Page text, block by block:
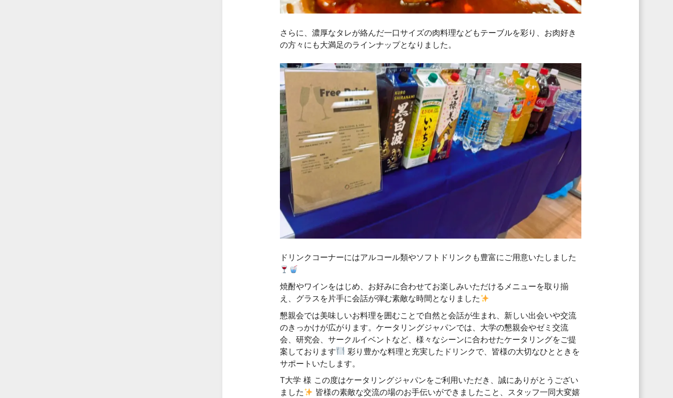
さらに、濃厚なタレが絡んだ一口サイズの肉料理などもテーブルを彩り、お肉好き
の方々にも大満足のラインナップとなりました。
ドリンクコーナーにはアルコール類やソフトドリンクも豊富にご用意いたしました
焼酎やワインをはじめ、お好みに合わせてお楽しみいただけるメニューを取り揃
え、グラスを片手に会話が弾む素敵な時間となりました
懇親会では美味しいお料理を囲むことで自然と会話が生まれ、新しい出会いや交流
のきっかけが広がります。ケータリングジャパンでは、大学の懇親会やゼミ交流
会、研究会、サークルイベントなど、様々なシーンに合わせたケータリングをご提
案しております
彩り豊かな料理と充実したドリンクで、皆様の大切なひとときを
サポートいたします。
T大学 様 この度はケータリングジャパンをご利用いただき、誠にありがとうござい
ました
皆様の素敵な交流の場のお手伝いができましたこと、スタッフ一同大変嬉